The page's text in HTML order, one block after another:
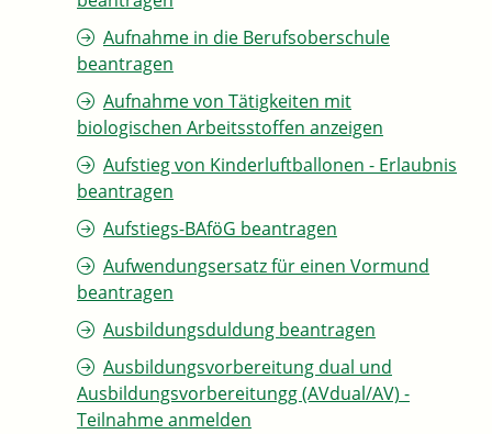
Aufnahme in die Berufsoberschule
beantragen
Aufnahme von Tätigkeiten mit
biologischen Arbeitsstoffen anzeigen
Aufstieg von Kinderluftballonen - Erlaubnis
beantragen
Aufstiegs-BAföG beantragen
Aufwendungsersatz für einen Vormund
beantragen
Ausbildungsduldung beantragen
Ausbildungsvorbereitung dual und
Ausbildungsvorbereitungg (AVdual/AV) -
Teilnahme anmelden